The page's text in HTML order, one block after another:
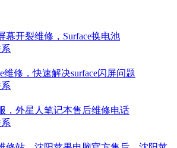
幕开裂维修，Surface换电池
维修，快速解决surface闪屏问题
，外星人笔记本售后维修电话